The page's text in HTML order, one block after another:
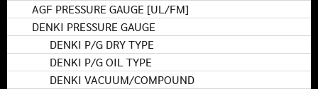
AGF PRESSURE GAUGE [UL/FM]
DENKI PRESSURE GAUGE
DENKI P/G DRY TYPE
DENKI P/G OIL TYPE
DENKI VACUUM/COMPOUND